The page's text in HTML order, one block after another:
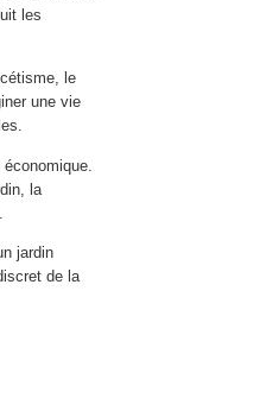
les
le
une vie
la
jardin
de la